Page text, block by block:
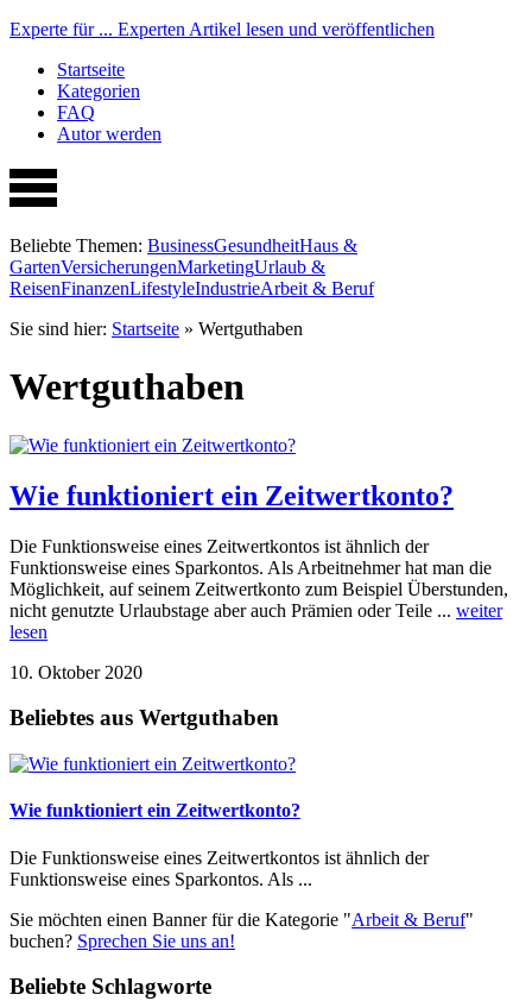
Experte für ... Experten Artikel lesen und veröffentlichen
Startseite
Kategorien
FAQ
Autor werden
Beliebte Themen: BusinessGesundheitHaus &
GartenVersicherungenMarketingUrlaub &
ReisenFinanzenLifestyleIndustrieArbeit & Beruf
Sie sind hier: Startseite » Wertguthaben
Wertguthaben
Wie funktioniert ein Zeitwertkonto?
Die Funktionsweise eines Zeitwertkontos ist ähnlich der
Funktionsweise eines Sparkontos. Als Arbeitnehmer hat man die
Möglichkeit, auf seinem Zeitwertkonto zum Beispiel Überstunden,
nicht genutzte Urlaubstage aber auch Prämien oder Teile ... weiter
lesen
10. Oktober 2020
Beliebtes aus Wertguthaben
Wie funktioniert ein Zeitwertkonto?
Die Funktionsweise eines Zeitwertkontos ist ähnlich der
Funktionsweise eines Sparkontos. Als ...
Sie möchten einen Banner für die Kategorie "Arbeit & Beruf"
buchen? Sprechen Sie uns an!
Beliebte Schlagworte